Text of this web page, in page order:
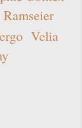
Ramseier
Velia